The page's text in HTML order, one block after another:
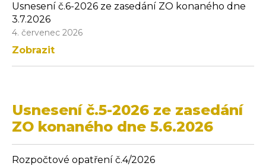
Usnesení č.6-2026 ze zasedání ZO konaného dne
3.7.2026
4. červenec 2026
Zobrazit
Usnesení č.5-2026 ze zasedání
ZO konaného dne 5.6.2026
Rozpočtové opatření č.4/2026